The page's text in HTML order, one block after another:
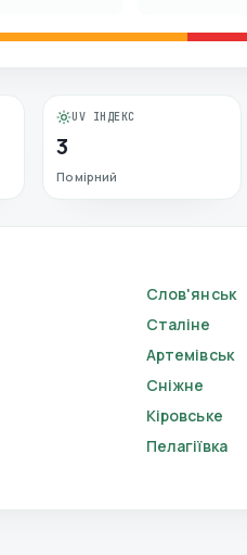
UV ІНДЕКС
3
Помірний
Слов'янськ
Сталіне
Артемівськ
Сніжне
Кіровське
Пелагіївка